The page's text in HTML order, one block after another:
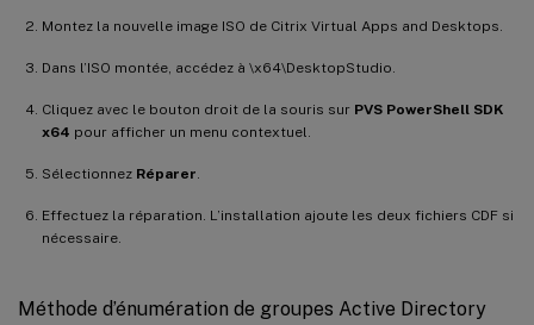
Montez la nouvelle image ISO de Citrix Virtual Apps and Desktops.
Dans l’ISO montée, accédez à \x64\DesktopStudio.
Cliquez avec le bouton droit de la souris sur PVS PowerShell SDK
x64 pour afficher un menu contextuel.
Sélectionnez Réparer
Effectuez la réparation. L’installation ajoute les deux fichiers CDF si
nécessaire.
Méthode d’énumération de groupes Active Directory